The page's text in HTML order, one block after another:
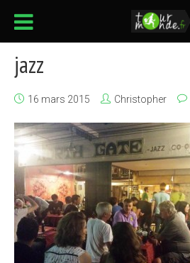
jazz
16 mars 2015 Christopher